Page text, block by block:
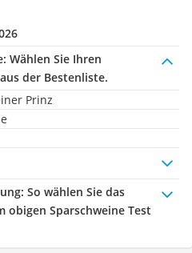
Wählen Sie Ihren
der Bestenliste.
Prinz
: So wählen Sie das
obigen Sparschweine Test